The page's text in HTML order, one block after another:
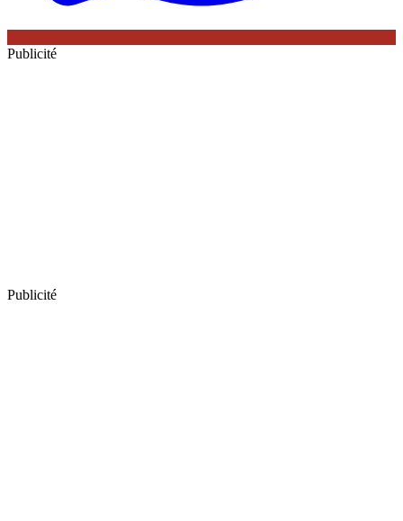
Publicité
Publicité